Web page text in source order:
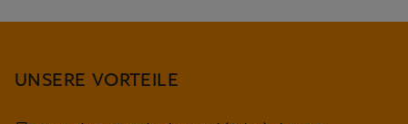
UNSERE VORTEILE